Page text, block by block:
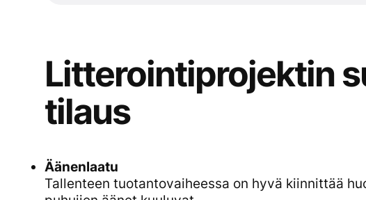
Litterointiprojektin
tilaus
Äänenlaatu
Tallenteen tuotantovaiheessa on hyvä kiinnittää